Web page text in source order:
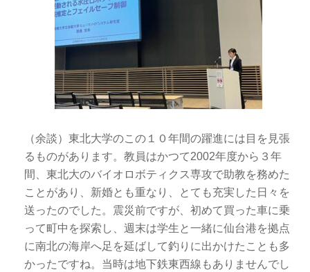
（余談）東北大学のこの１０年間の躍進には目を見張
るものがあります。教員はかつて2002年度から３年
間、東北大のバイオロボティクス専攻で助教を務めた
ことがあり、新婚とも重なり、とても充実した日々を
送ったのでした。震災前ですが、初めて買った車に乗
って町中を探索し、週末は学生と一緒に仙台港を拠点
に南北の海岸へ足を延ばして釣りに出かけたことも多
かったですね。当時は地下鉄東西線もありませんでし